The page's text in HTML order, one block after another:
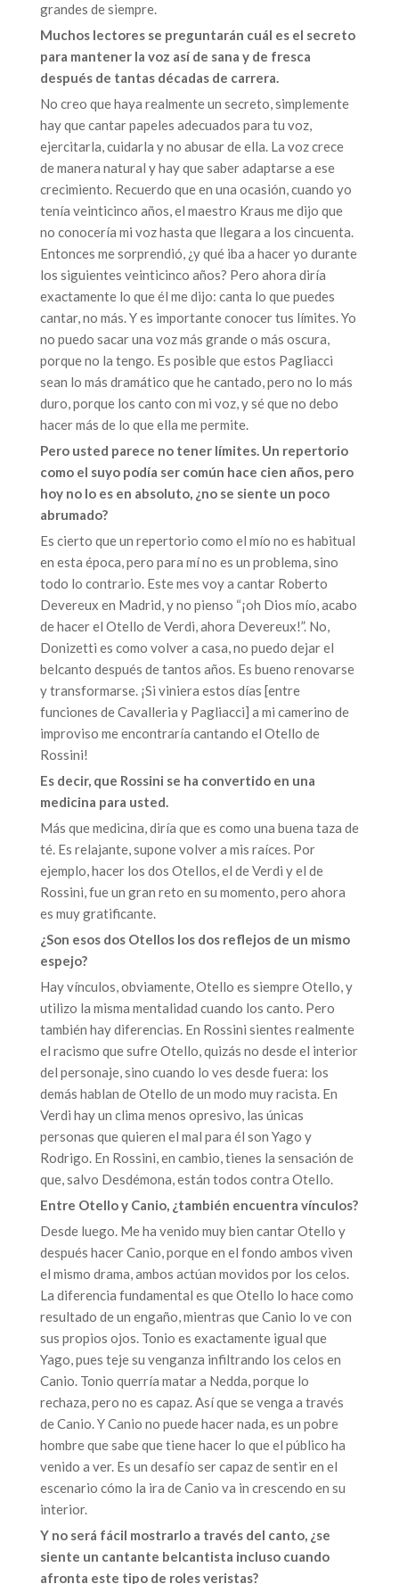
grandes de siempre.
Muchos lectores se preguntarán cuál es el secreto
para mantener la voz así de sana y de fresca
después de tantas décadas de carrera.
No creo que haya realmente un secreto, simplemente
hay que cantar papeles adecuados para tu voz,
ejercitarla, cuidarla y no abusar de ella. La voz crece
de manera natural y hay que saber adaptarse a ese
crecimiento. Recuerdo que en una ocasión, cuando yo
tenía veinticinco años, el maestro Kraus me dijo que
no conocería mi voz hasta que llegara a los cincuenta.
Entonces me sorprendió, ¿y qué iba a hacer yo durante
los siguientes veinticinco años? Pero ahora diría
exactamente lo que él me dijo: canta lo que puedes
cantar, no más. Y es importante conocer tus límites. Yo
no puedo sacar una voz más grande o más oscura,
porque no la tengo. Es posible que estos Pagliacci
sean lo más dramático que he cantado, pero no lo más
duro, porque los canto con mi voz, y sé que no debo
hacer más de lo que ella me permite.
Pero usted parece no tener límites. Un repertorio
como el suyo podía ser común hace cien años, pero
hoy no lo es en absoluto, ¿no se siente un poco
abrumado?
Es cierto que un repertorio como el mío no es habitual
en esta época, pero para mí no es un problema, sino
todo lo contrario. Este mes voy a cantar Roberto
Devereux en Madrid, y no pienso “¡oh Dios mío, acabo
de hacer el Otello de Verdi, ahora Devereux!”. No,
Donizetti es como volver a casa, no puedo dejar el
belcanto después de tantos años. Es bueno renovarse
y transformarse. ¡Si viniera estos días [entre
funciones de Cavalleria y Pagliacci] a mi camerino de
improviso me encontraría cantando el Otello de
Rossini!
Es decir, que Rossini se ha convertido en una
medicina para usted.
Más que medicina, diría que es como una buena taza de
té. Es relajante, supone volver a mis raíces. Por
ejemplo, hacer los dos Otellos, el de Verdi y el de
Rossini, fue un gran reto en su momento, pero ahora
es muy gratificante.
¿Son esos dos Otellos los dos reflejos de un mismo
espejo?
Hay vínculos, obviamente, Otello es siempre Otello, y
utilizo la misma mentalidad cuando los canto. Pero
también hay diferencias. En Rossini sientes realmente
el racismo que sufre Otello, quizás no desde el interior
del personaje, sino cuando lo ves desde fuera: los
demás hablan de Otello de un modo muy racista. En
Verdi hay un clima menos opresivo, las únicas
personas que quieren el mal para él son Yago y
Rodrigo. En Rossini, en cambio, tienes la sensación de
que, salvo Desdémona, están todos contra Otello.
Entre Otello y Canio, ¿también encuentra vínculos?
Desde luego. Me ha venido muy bien cantar Otello y
después hacer Canio, porque en el fondo ambos viven
el mismo drama, ambos actúan movidos por los celos.
La diferencia fundamental es que Otello lo hace como
resultado de un engaño, mientras que Canio lo ve con
sus propios ojos. Tonio es exactamente igual que
Yago, pues teje su venganza infiltrando los celos en
Canio. Tonio querría matar a Nedda, porque lo
rechaza, pero no es capaz. Así que se venga a través
de Canio. Y Canio no puede hacer nada, es un pobre
hombre que sabe que tiene hacer lo que el público ha
venido a ver. Es un desafío ser capaz de sentir en el
escenario cómo la ira de Canio va in crescendo en su
interior.
Y no será fácil mostrarlo a través del canto, ¿se
siente un cantante belcantista incluso cuando
afronta este tipo de roles veristas?